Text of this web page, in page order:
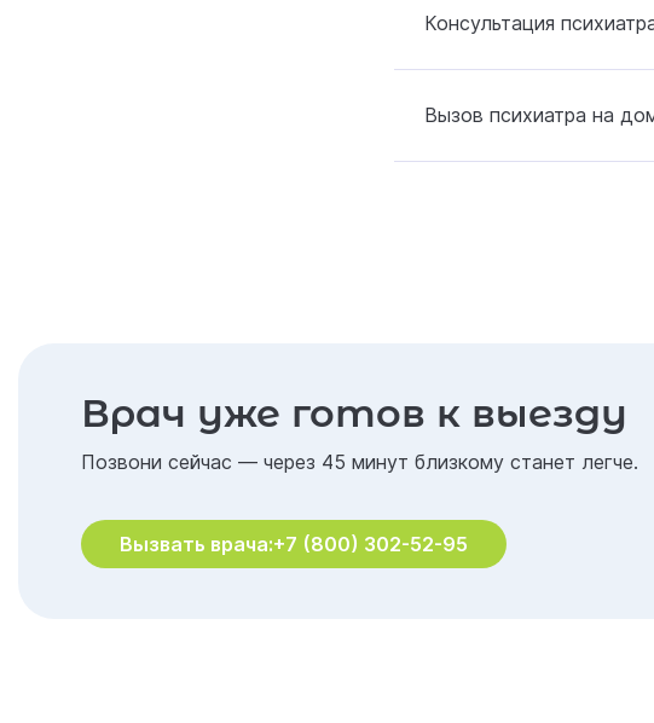
Консультация
Вызов психиатра на
Врач уже готов к выезду
Позвони сейчас — через 45 минут близкому станет легче.
Вызвать врача:+7 (800) 302-52-95